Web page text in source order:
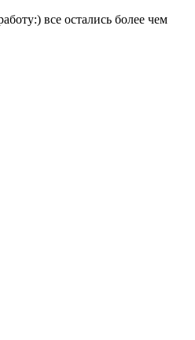
все остались более чем